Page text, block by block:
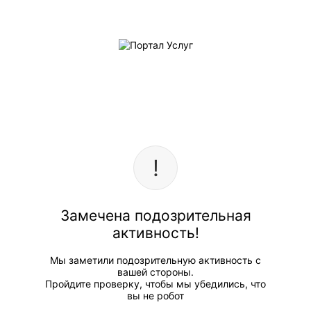
Замечена подозрительная
активность!
Мы заметили подозрительную активность с
вашей стороны.
Пройдите проверку, чтобы мы убедились, что
вы не робот